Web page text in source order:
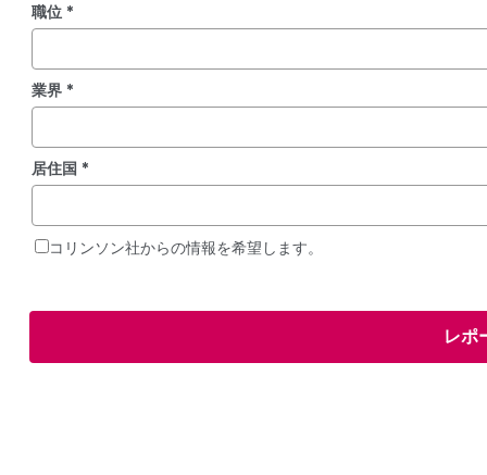
職位 *
業界 *
居住国 *
コリンソン社からの情報を希望します。